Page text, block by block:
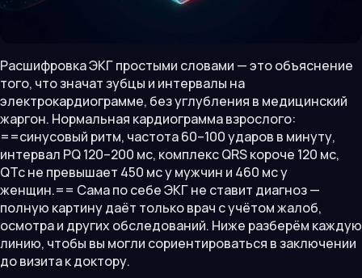
Расшифровка ЭКГ простыми словами — это объяснение
того, что значат зубцы и интервалы на
электрокардиограмме, без углубления в медицинский
жаргон. Нормальная кардиограмма взрослого:
==синусовый ритм, частота 60–100 ударов в минуту,
интервал PQ 120–200 мс, комплекс QRS короче 120 мс,
QTc не превышает 450 мс у мужчин и 460 мс у
женщин.== Сама по себе ЭКГ не ставит диагноз —
полную картину даёт только врач с учётом жалоб,
осмотра и других обследований. Ниже разберём каждую
линию, чтобы вы могли сориентироваться в заключении
до визита к доктору.